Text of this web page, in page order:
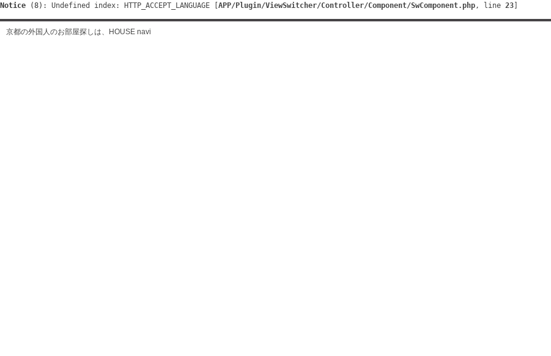
Notice (8) : Undefined index: HTTP_ACCEPT_LANGUAGE [ APP/Plugin/ViewSwitcher/Controller/Component/SwComponent.php, line 23
京都の外国人のお部屋探しは、HOUSE navi